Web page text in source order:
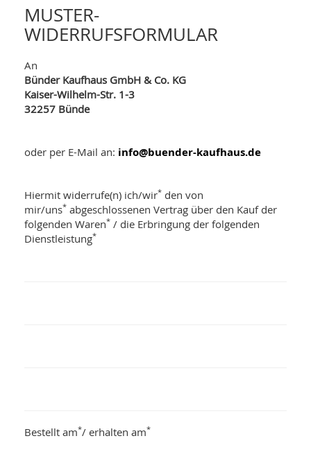
MUSTER-
WIDERRUFSFORMULAR
An
Bünder Kaufhaus GmbH & Co. KG
Kaiser-Wilhelm-Str. 1-3
32257 Bünde
oder per E-Mail an: info@buender-kaufhaus.de
Hiermit widerrufe(n) ich/wir* den von
mir/uns* abgeschlossenen Vertrag über den Kauf der
folgenden Waren* / die Erbringung der folgenden
Dienstleistung*
Bestellt am*/ erhalten am*